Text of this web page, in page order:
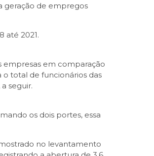
geração de empregos
até 2021.
empresas em comparação
total de funcionários das
seguir.
os dois portes, essa
no levantamento